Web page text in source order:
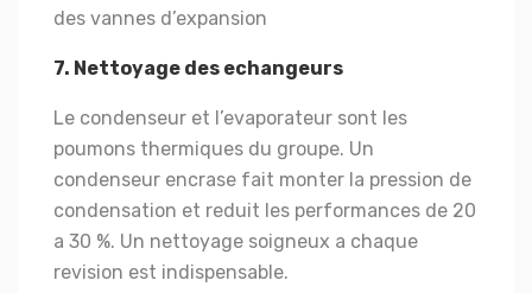
des vannes d’expansion
7. Nettoyage des echangeurs
Le condenseur et l’evaporateur sont les
poumons thermiques du groupe. Un
condenseur encrase fait monter la pression de
condensation et reduit les performances de 20
a 30 %. Un nettoyage soigneux a chaque
revision est indispensable.